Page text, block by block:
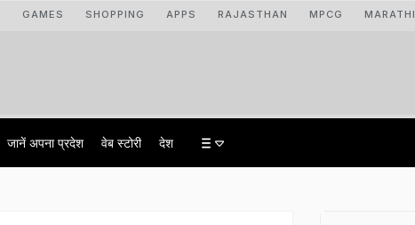
GAMES SHOPPING APPS RAJASTHAN MPCG MARATHI
जानें अपना प्रदेश वेब स्टोरी देश